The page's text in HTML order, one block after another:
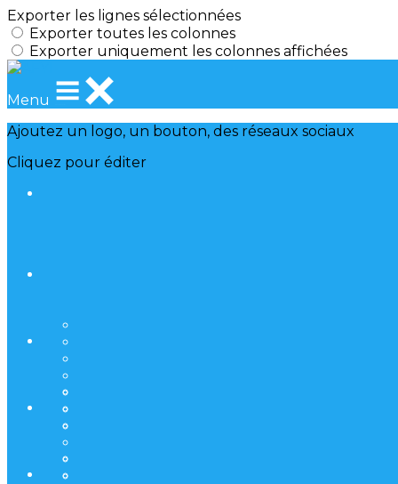
Exporter les lignes sélectionnées
Exporter toutes les colonnes
Exporter uniquement les colonnes affichées
Menu
Ajoutez un logo, un bouton, des réseaux sociaux
Cliquez pour éditer